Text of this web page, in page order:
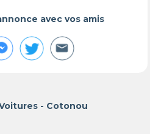
avec vos amis
- Cotonou